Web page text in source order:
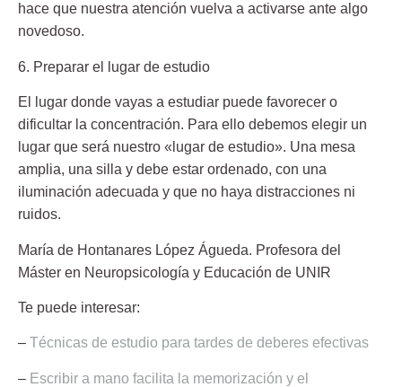
hace que nuestra atención vuelva a activarse ante algo
novedoso.
6. Preparar el lugar de estudio
El lugar donde vayas a estudiar puede favorecer o
dificultar la concentración. Para ello debemos elegir un
lugar que será nuestro «lugar de estudio». Una mesa
amplia, una silla y debe estar ordenado, con una
iluminación adecuada y que no haya distracciones ni
ruidos.
María de Hontanares López Águeda. Profesora del
Máster en Neuropsicología y Educación de UNIR
Te puede interesar:
– Técnicas de estudio para tardes de deberes efectivas
– Escribir a mano facilita la memorización y el